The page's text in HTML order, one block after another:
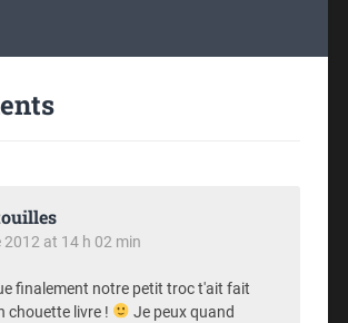
2012 at 14 h 02 min
finalement notre petit troc t'ait fait
chouette livre !
Je peux quand